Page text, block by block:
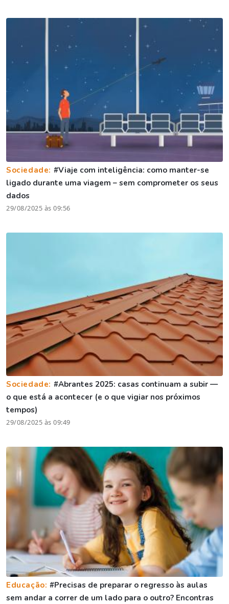
Sociedade: #Viaje com inteligência: como manter-se
ligado durante uma viagem – sem comprometer os seus
dados
29/08/2025 às 09:56
Sociedade: #Abrantes 2025: casas continuam a subir —
o que está a acontecer (e o que vigiar nos próximos
tempos)
29/08/2025 às 09:49
Educação:#Precisas de preparar o regresso às aulas
sem andar a correr de um lado para o outro? Encontras